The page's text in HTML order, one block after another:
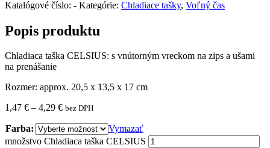
Katalógové číslo: - Kategórie: Chladiace tašky, Voľný čas
Popis produktu
Chladiaca taška CELSIUS: s vnútorným vreckom na zips a ušami
na prenášanie
Rozmer: approx. 20,5 x 13,5 x 17 cm
1,47 € – 4,29 € bez DPH
Farba:
Vymazať
množstvo Chladiaca taška CELSIUS